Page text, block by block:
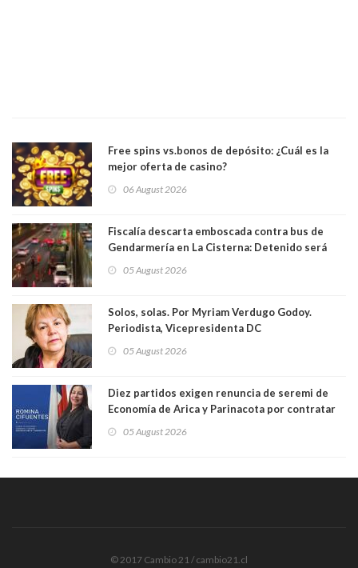
Free spins vs.bonos de depósito: ¿Cuál es la
mejor oferta de casino?
06 August 2026
Fiscalía descarta emboscada contra bus de
Gendarmería en La Cisterna: Detenido será
05 August 2026
Solos, solas. Por Myriam Verdugo Godoy.
Periodista, Vicepresidenta DC
05 August 2026
Diez partidos exigen renuncia de seremi de
Economía de Arica y Parinacota por contratar
una militante de RN, detenida con 47 kilos de
05 August 2026
© 2017 Cambio 21 / cambio21.cl